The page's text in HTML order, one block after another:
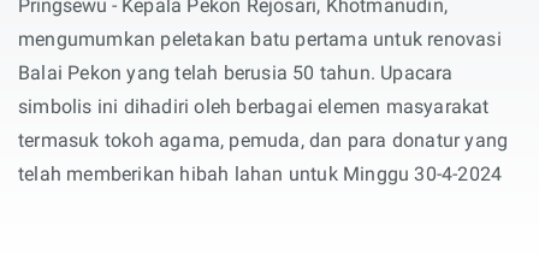
Pringsewu - Kepala Pekon Rejosari, Khotmanudin,
mengumumkan peletakan batu pertama untuk renovasi
Balai Pekon yang telah berusia 50 tahun. Upacara
simbolis ini dihadiri oleh berbagai elemen masyarakat
termasuk tokoh agama, pemuda, dan para donatur yang
telah memberikan hibah lahan untuk Minggu 30-4-2024